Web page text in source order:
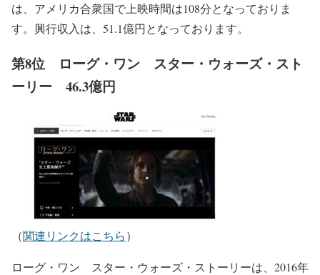
は、アメリカ合衆国で上映時間は108分となっておりま
す。興行収入は、51.1億円となっております。
第8位 ローグ・ワン スター・ウォーズ・スト
ーリー 46.3億円
（関連リンクはこちら）
ローグ・ワン スター・ウォーズ・ストーリーは、2016年